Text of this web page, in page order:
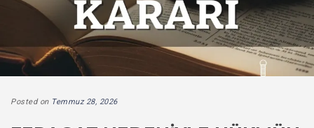
Posted on Temmuz 28, 2026